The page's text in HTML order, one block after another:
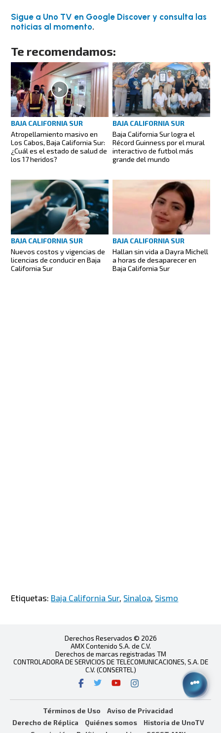
Sigue a Uno TV en Google Discover y consulta las
noticias al momento.
Te recomendamos:
BAJA CALIFORNIA SUR
Atropellamiento masivo en
Los Cabos, Baja California Sur:
¿Cuál es el estado de salud de
los 17 heridos?
BAJA CALIFORNIA SUR
Baja California Sur logra el
Récord Guinness por el mural
interactivo de futbol más
grande del mundo
BAJA CALIFORNIA SUR
Nuevos costos y vigencias de
licencias de conducir en Baja
California Sur
BAJA CALIFORNIA SUR
Hallan sin vida a Dayra Michell
a horas de desaparecer en
Baja California Sur
Etiquetas: Baja California Sur, Sinaloa, Sismo
Derechos Reservados © 2026
AMX Contenido S.A. de C.V.
Derechos de marcas registradas TM
CONTROLADORA DE SERVICIOS DE TELECOMUNICACIONES, S.A. DE
C.V. (CONSERTEL)
Términos de Uso
Aviso de Privacidad
Derecho de Réplica
Quiénes somos
Historia de UnoTV